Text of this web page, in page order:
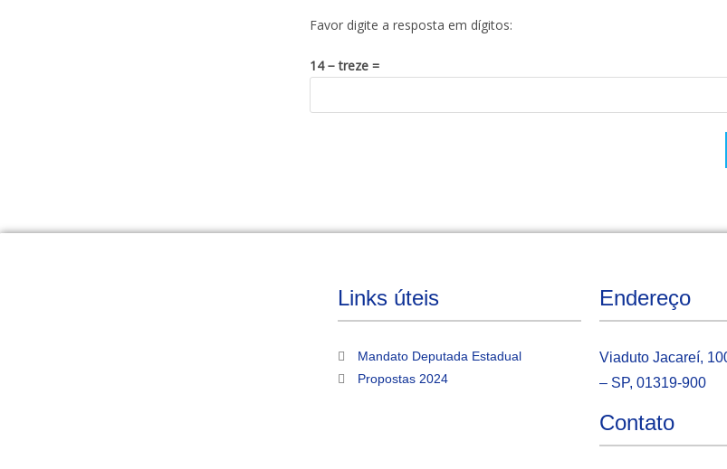
Favor digite a resposta em dígitos:
14 − treze =
Links úteis
Mandato Deputada Estadual
Propostas 2024
Endereço
Viaduto Jacareí,
– SP, 01319-900
Contato